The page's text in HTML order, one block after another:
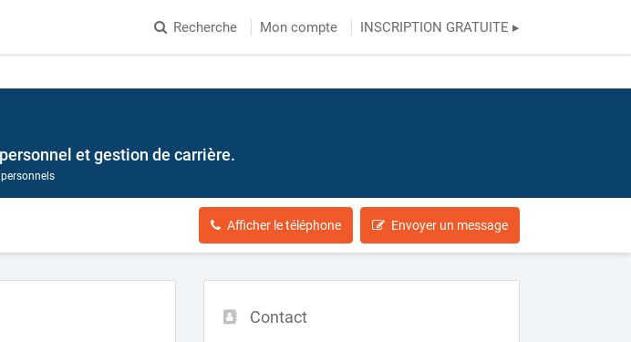
Recherche Mon compte INSCRIPTION GRATUITE ▸
et gestion de carrière.
Afficher le téléphone Envoyer un message
Contact